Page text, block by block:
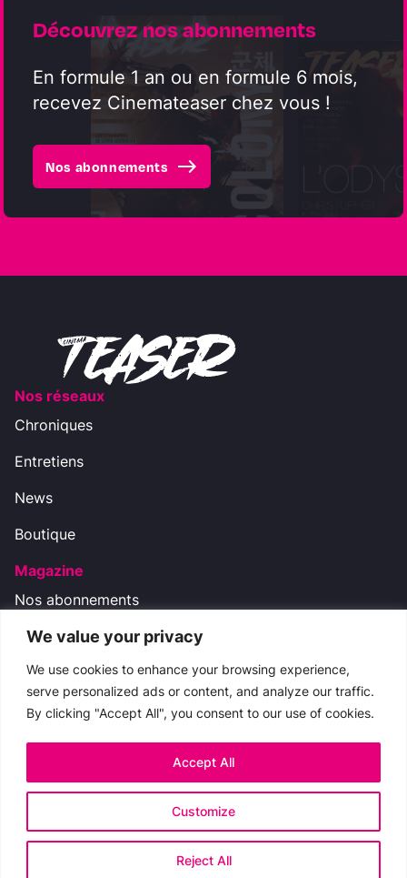
We value your privacy
We use cookies to enhance your browsing experience,
serve personalized ads or content, and analyze our traffic.
By clicking "Accept All", you consent to our use of cookies.
Customize
Reject All
Accept All
Découvrez nos abonnements
En formule 1 an ou en formule 6 mois,
recevez Cinemateaser chez vous !
Nos abonnements east
Nos réseaux
Chroniques
Entretiens
News
Boutique
Magazine
Nos abonnements
Nos réseaux
Nous contacter
boutique.cinemateaser@gmail.com
Copyright © 2009-2024 CinemaTeaser -
légales-Politique de Confidentialité